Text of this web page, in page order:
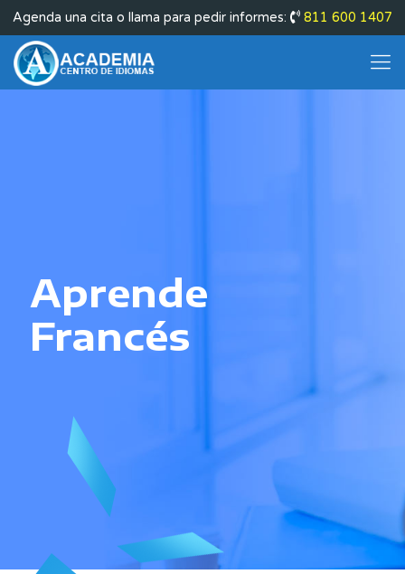
Agenda una cita o llama para pedir informes: 811 600 1407
Aprende
Francés